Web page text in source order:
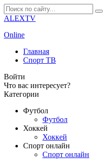
ALEXTV
Online
Главная
Спорт ТВ
Войти
Что вас интересует?
Категории
Футбол
Футбол
Хоккей
Хоккей
Спорт онлайн
Спорт онлайн